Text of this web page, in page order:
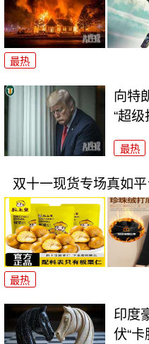
最热
向特
“超级
最热
双十一现货专场真如
最热
印度
伏“卡